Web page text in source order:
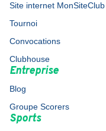
Site internet MonSiteClub
Tournoi
Convocations
Clubhouse
Entreprise
Blog
Groupe Scorers
Sports